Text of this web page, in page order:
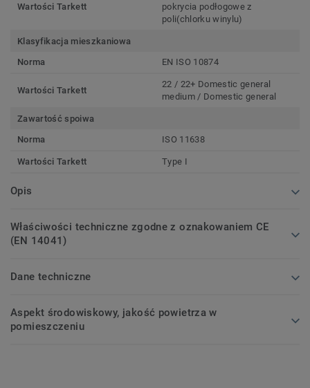
Wartości Tarkett
pokrycia podłogowe z
poli(chlorku winylu)
Klasyfikacja mieszkaniowa
Norma
EN ISO 10874
Wartości Tarkett
22 / 22+ Domestic general
medium / Domestic general
Zawartość spoiwa
Norma
ISO 11638
Wartości Tarkett Type I
Opis
Właściwości techniczne zgodne z oznakowaniem CE
(EN 14041)
Dane techniczne
Aspekt środowiskowy, jakość powietrza w
pomieszczeniu